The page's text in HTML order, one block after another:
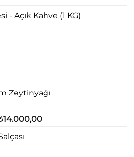
- Açık Kahve (1 KG)
Zeytinyağı
14.000,00Fiyat